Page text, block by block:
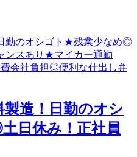
造！日勤のオシ
日休み！正社員